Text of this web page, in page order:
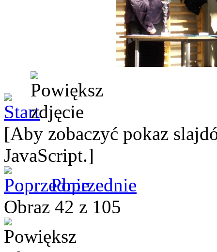
[Aby zobaczyć pokaz
JavaScript.]
Poprzednie
Obraz 42 z 105